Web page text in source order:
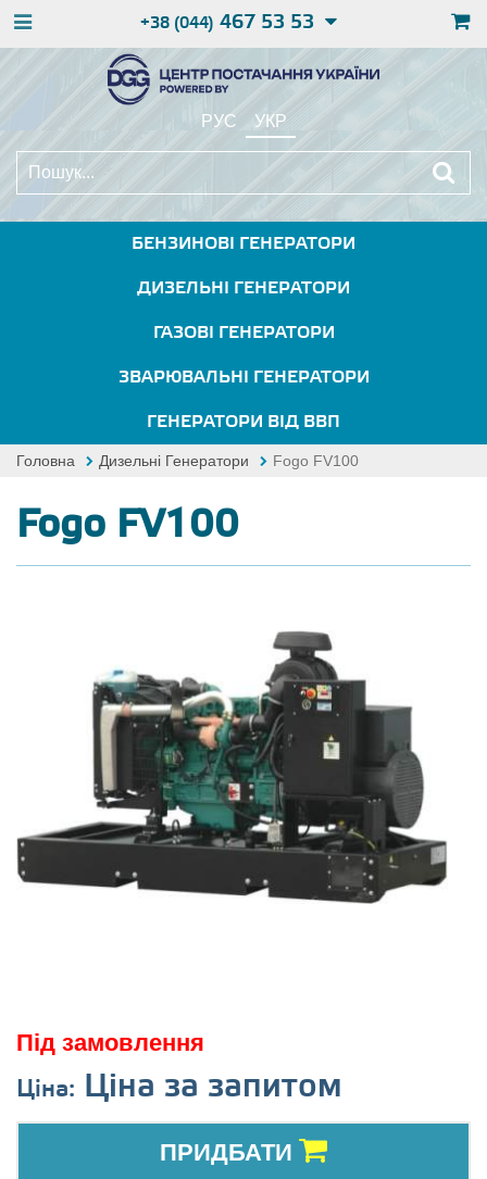
+38 (044) 467 53 53
РУС УКР
БЕНЗИНОВІ ГЕНЕРАТОРИ
ДИЗЕЛЬНІ ГЕНЕРАТОРИ
ГАЗОВІ ГЕНЕРАТОРИ
ЗВАРЮВАЛЬНІ ГЕНЕРАТОРИ
ГЕНЕРАТОРИ ВІД ВВП
Головна Дизельні Генератори Fogo FV100
Fogo FV100
Під замовлення
Ціна: Ціна за запитом
ПРИДБАТИ